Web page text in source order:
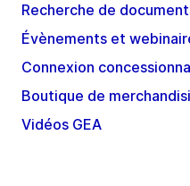
Recherche de
Évènements et
Connexion
Boutique de
Vidéos GEA